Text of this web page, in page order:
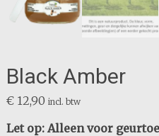
Black Amber
€12,90 incl. btw
Let op: Alleen voor